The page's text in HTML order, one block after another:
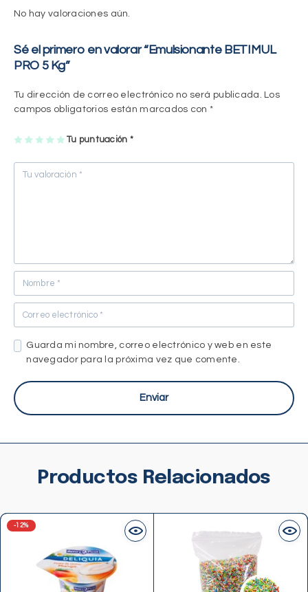
No hay valoraciones aún.
Sé el primero en valorar “Emulsionante BETIMUL
PRO 5 Kg”
Tu dirección de correo electrónico no será publicada. Los
campos obligatorios están marcados con *
Tu puntuación *
1 2 3 4 5
Guarda mi nombre, correo electrónico y web en este
navegador para la próxima vez que comente.
Productos Relacionados
-12%